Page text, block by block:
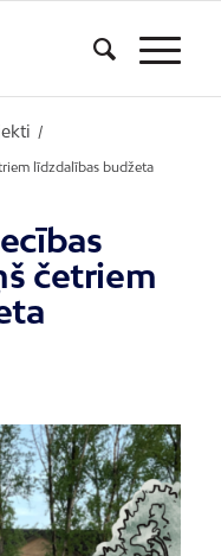
/
līdzdalības budžeta
četriem